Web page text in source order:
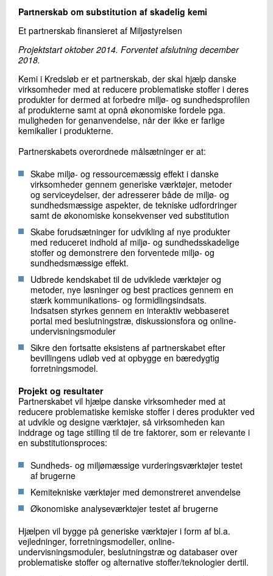
+45 72 20 26 24
Skriv til mig
Send
Partnerskab om substitution af skadelig kemi
Et partnerskab finansieret af Miljøstyrelsen
Projektstart oktober 2014. Forventet afslutning december
2018.
Kemi i Kredsløb er et partnerskab, der skal hjælp danske
virksomheder med at reducere problematiske stoffer i deres
produkter for dermed at forbedre miljø- og sundhedsprofilen
af produkterne samt at opnå økonomiske fordele pga.
muligheden for genanvendelse, når der ikke er farlige
kemikalier i produkterne.
Partnerskabets overordnede målsætninger er at:
Skabe miljø- og ressourcemæssig effekt i danske
virksomheder gennem generiske værktøjer, metoder
og serviceydelser, der adresserer både de miljø- og
sundhedsmæssige aspekter, de tekniske udfordringer
samt de økonomiske konsekvenser ved substitution
Skabe forudsætninger for udvikling af nye produkter
med reduceret indhold af miljø- og sundhedsskadelige
stoffer og demonstrere den forventede miljø- og
sundhedsmæssige effekt.
Udbrede kendskabet til de udviklede værktøjer og
metoder, nye løsninger og best practices gennem en
stærk kommunikations- og formidlingsindsats.
Indsatsen styrkes gennem en interaktiv webbaseret
portal med beslutningstræ, diskussionsfora og online-
undervisningsmoduler
Sikre den fortsatte eksistens af partnerskabet efter
bevillingens udløb ved at opbygge en bæredygtig
forretningsmodel.
Projekt og resultater
Partnerskabet vil hjælpe danske virksomheder med at
reducere problematiske kemiske stoffer i deres produkter ved
at udvikle og designe værktøjer, så virksomheden kan
inddrage og tage stilling til de tre faktorer, som er relevante i
en substitutionsproces:
Sundheds- og miljømæssige vurderingsværktøjer testet
af brugerne
Kemitekniske værktøjer med demonstreret anvendelse
Økonomiske analyseværktøjer testet af brugerne
Hjælpen vil bygge på generiske værktøjer i form af bl.a.
vejledninger, forretningsmodeller, online-
undervisningsmoduler, beslutningstræ og databaser over
problematiske stoffer og alternative stoffer/teknologier dertil.